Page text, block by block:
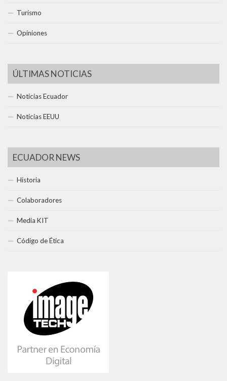
Turismo
Opiniones
ÚLTIMAS NOTICIAS
Noticias Ecuador
Noticias EEUU
ECUADOR NEWS
Historia
Colaboradores
Media KIT
Código de Ética